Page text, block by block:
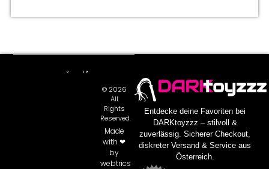
DARKtoyzzz
Entdecke deine Favoriten bei
DARKtoyzzz – stilvoll &
zuverlässig. Sicherer Checkout,
diskreter Versand & Service aus
Österreich.
© 2026
All
Rights
Reserved.
Made
with ❤
by
webtrics